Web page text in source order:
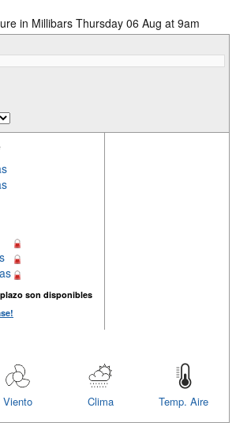
in Millibars Thursday 06 Aug at 9am
son disponibles
Temp. Aire
Clima
Viento